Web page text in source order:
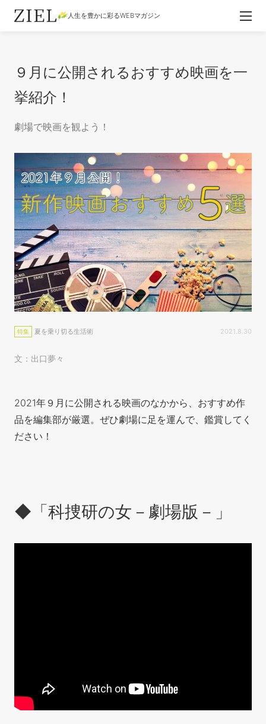
人生を豊かに彩るWEBマガジン
９月に公開されるおすすめ映画を一
挙紹介！
劇場で映画を観よう！
特集 夏を乗り切る生活術 2021.8.30
文：出口夢々
2021年９月に公開される映画のなかから、おすすめ作
品を編集部が厳選。ぜひ劇場に足を運んで、鑑賞してく
ださい！
◆「科捜研の女－劇場版－」